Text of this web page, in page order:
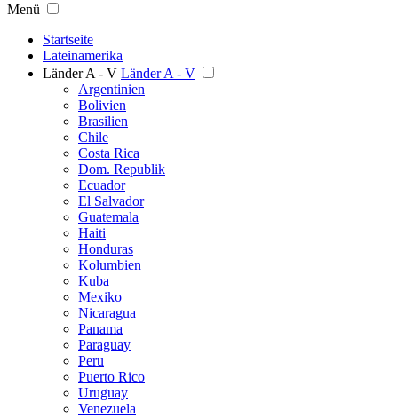
Menü
Startseite
Lateinamerika
Länder A - V Länder A - V
Argentinien
Bolivien
Brasilien
Chile
Costa Rica
Dom. Republik
Ecuador
El Salvador
Guatemala
Haiti
Honduras
Kolumbien
Kuba
Mexiko
Nicaragua
Panama
Paraguay
Peru
Puerto Rico
Uruguay
Venezuela